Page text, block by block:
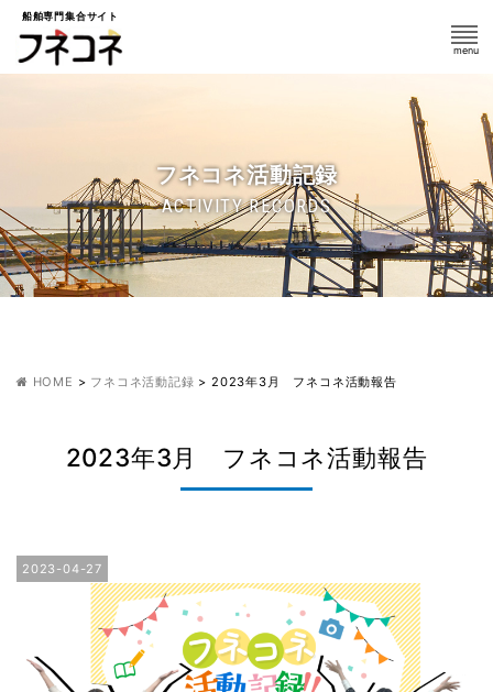
船舶専門集合サイト
フネコネ活動記録
ACTIVITY RECORDS
HOME > フネコネ活動記録 >2023年3月 フネコネ活動報告
2023年3月 フネコネ活動報告
2023-04-27